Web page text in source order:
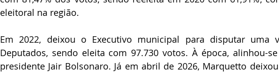
eleitoral na região.
Em 2022, deixou o Executivo municipal para disputar uma
Deputados, sendo eleita com 97.730 votos. À época, alinhou-
presidente Jair Bolsonaro. Já em abril de 2026, Marquetto